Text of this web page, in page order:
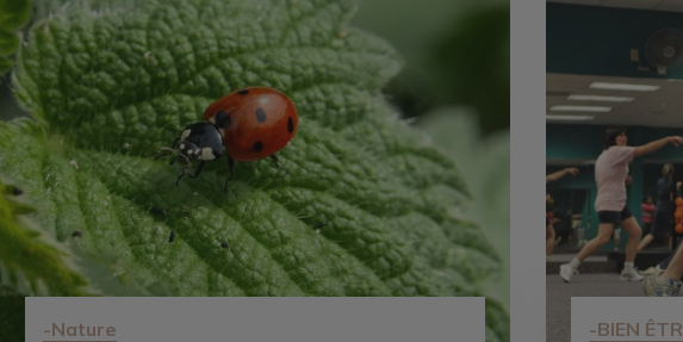
-Nature -BIEN